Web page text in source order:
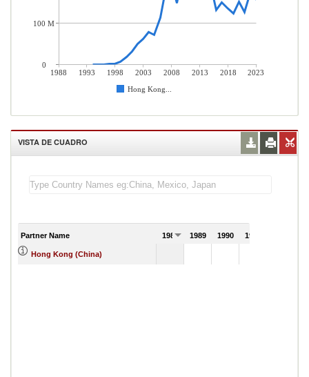
1988 1993 1998 2003 2008 2013 2018
2023
Hong Kong...
100 M
0
VISTA DE CUADRO
Partner Name 1988 1989 1990 1991
Hong Kong (China)